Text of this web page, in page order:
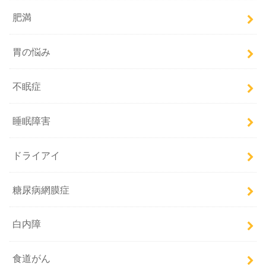
肥満
胃の悩み
不眠症
睡眠障害
ドライアイ
糖尿病網膜症
白内障
食道がん